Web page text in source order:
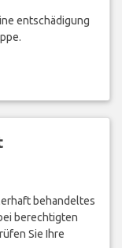
entschädigung
behandeltes
berechtigten
Sie Ihre